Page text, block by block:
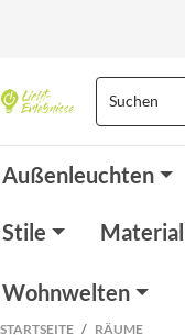
Außenleuchten
Stile Material
Wohnwelten
STARTSEITE
RÄUME